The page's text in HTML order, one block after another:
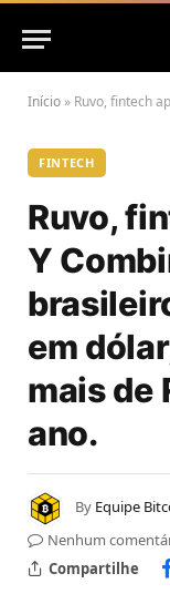
Início » Ruvo, fintech apoiada pela Y
FINTECH
Ruvo,
Y
em
mais de
ano.
By Equipe
Nenhum
Compartilhe